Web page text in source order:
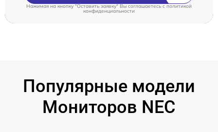
Нажимая на кнопку "Оставить заявку" Вы соглашаетесь cполитикой
конфиденциальности
Популярные модели
Мониторов NEC